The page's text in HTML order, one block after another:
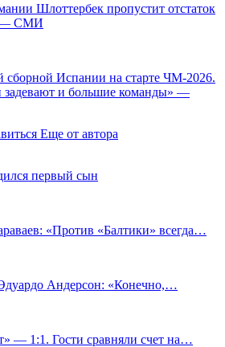
Шлоттербек пропустит отстаток
— СМИ
сборной Испании на старте ЧМ‑2026.
задевают и большие команды» —
Еще от автора
первый сын
«Против «Балтики» всегда…
Андерсон: «Конечно,…
— 1:1. Гости сравняли счет на…